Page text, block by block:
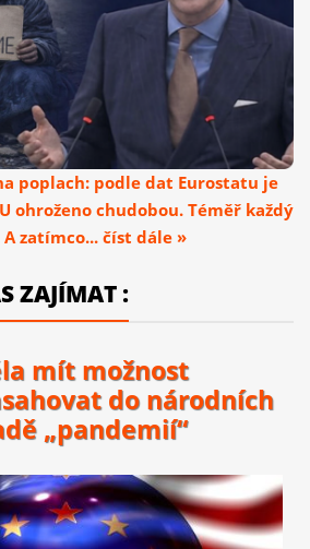
poplach: podle dat Eurostatu je
ohroženo chudobou. Téměř každý
zatímco... číst dále »
ZAJÍMAT :
mít možnost
do národních
„pandemií“